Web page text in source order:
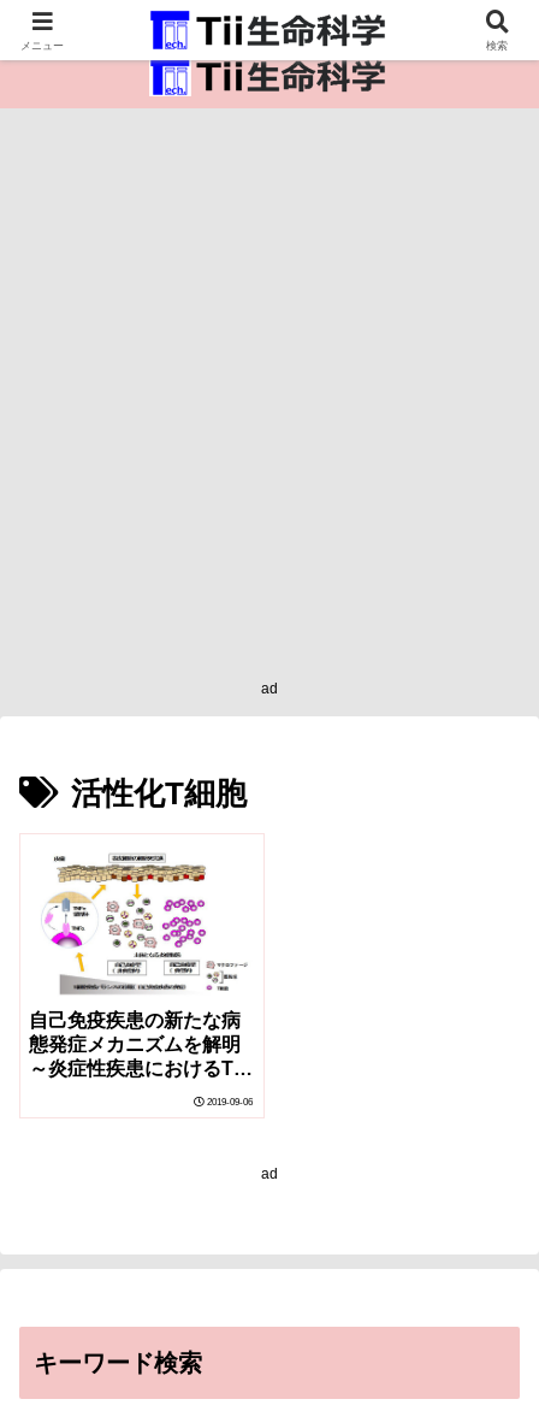
医療保健・生命・生物の情報インフラ。
ad
活性化T細胞
自己免疫疾患の新たな病
態発症メカニズムを解明
～炎症性疾患におけるT細
2019-09-06
ad
キーワード検索
メニュー 検索